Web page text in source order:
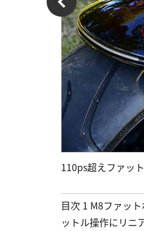
110ps超えファッ
目次 1 M8ファッ
ットル操作にリニ